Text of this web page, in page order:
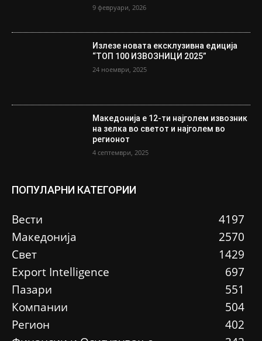
9 февруари, 2026
Излезе новата ексклузивна едиција
“ТОП 100 ИЗВОЗНИЦИ 2025”
24 ноември, 2025
Македонија е 12-ти најголем извозник
на зелка во светот и најголем во
регионот
4 септември, 2025
ПОПУЛАРНИ КАТЕГОРИИ
Вести
4197
Македонија
2570
Свет
1429
Еxport Intelligence
697
Пазари
551
Компании
504
Регион
402